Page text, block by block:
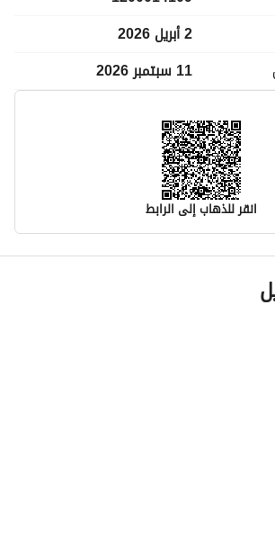
2 أبريل 2026
11 سبتمبر 2026
انقر للذهاب إلى الرابط
الإعلان